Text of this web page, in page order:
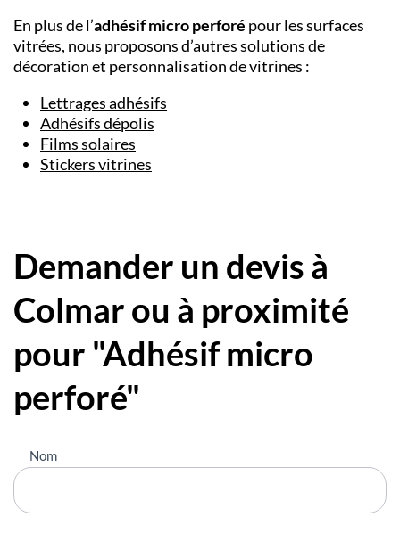
En plus de l’adhésif micro perforé pour les surfaces
vitrées, nous proposons d’autres solutions de
décoration et personnalisation de vitrines :
Lettrages adhésifs
Adhésifs dépolis
Films solaires
Stickers vitrines
Demander un devis à
Colmar ou à proximité
pour "Adhésif micro
perforé"
Nous
contacter
Nom